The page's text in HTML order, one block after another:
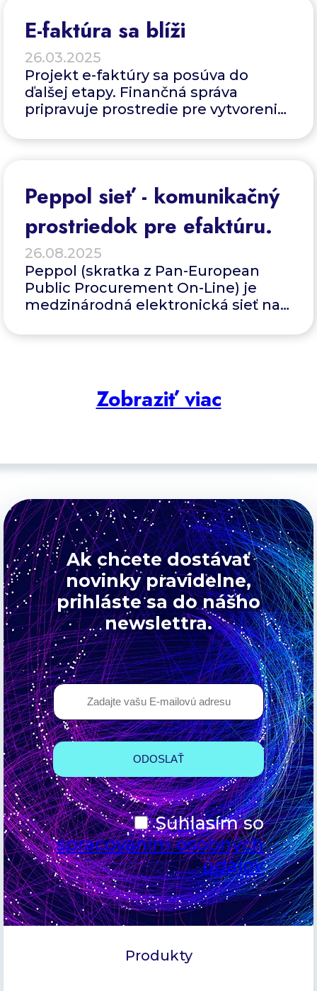
E-faktúra sa blíži
26.03.2025
Projekt e-faktúry sa posúva do
ďalšej etapy. Finančná správa
pripravuje prostredie pre vytvorenie
Peppol sieť - komunikačný
prostriedok pre efaktúru.
26.08.2025
Peppol (skratka z Pan-European
Public Procurement On-Line) je
medzinárodná elektronická sieť na
výmenu obchodných dokumentov -
verejnými inštitúciami, alebo
firmami navzájom.
Zobraziť viac
Ak chcete dostávať
novinky pravidelne,
prihláste sa do nášho
newslettra.
Súhlasím so
spracovaním osobných
údajov
Produkty